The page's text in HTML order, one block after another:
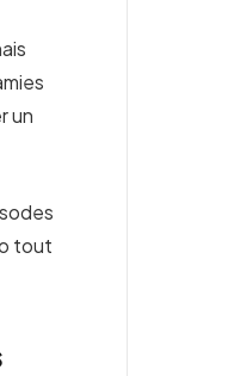
un
tout